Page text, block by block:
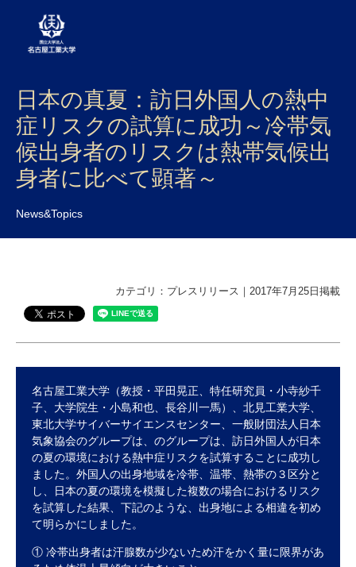
大学案内
学部・大学院・センター
入試
研究・産学官連携
国際交流
研究・教員Navi
受験生 在学生
卒業生
企業・研究者
地域・一般
寄附のお願い
アクセス
キャンパスマップ お問い合わせ English 資料請求
日本の真夏：訪日外国人の熱中
症リスクの試算に成功～冷帯気
候出身者のリスクは熱帯気候出
身者に比べて顕著～
News&Topics
カテゴリ：プレスリリース｜2017年7月25日掲載
名古屋工業大学（教授・平田晃正、特任研究員・小寺紗千
子、大学院生・小島和也、長谷川一馬）、北見工業大学、
東北大学サイバーサイエンスセンター、一般財団法人日本
気象協会のグループは、のグループは、訪日外国人が日本
の夏の環境における熱中症リスクを試算することに成功し
ました。外国人の出身地域を冷帯、温帯、熱帯の３区分と
し、日本の夏の環境を模擬した複数の場合におけるリスク
を試算した結果、下記のような、出身地による相違を初め
て明らかにしました。
① 冷帯出身者は汗腺数が少ないため汗をかく量に限界があ